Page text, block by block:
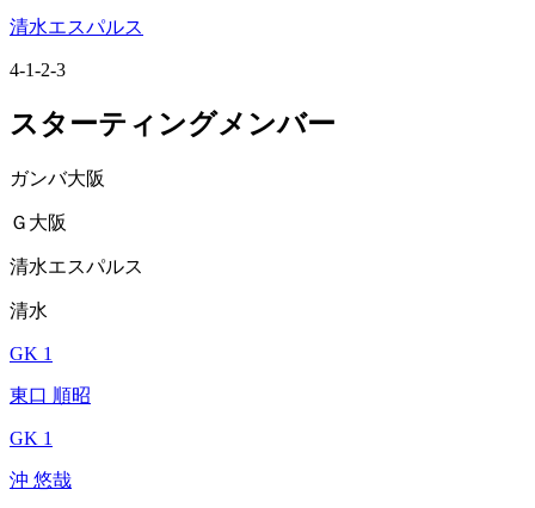
清水エスパルス
4-1-2-3
スターティングメンバー
ガンバ大阪
Ｇ大阪
清水エスパルス
清水
GK 1
東口 順昭
GK 1
沖 悠哉